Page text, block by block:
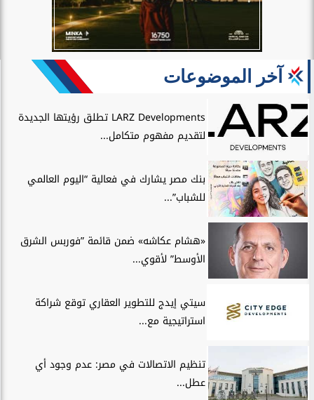
آخر الموضوعات
LARZ Developments تطلق رؤيتها الجديدة
لتقديم مفهوم متكامل...
بنك مصر يشارك في فعالية “اليوم العالمي
للشباب”...
«هشام عكاشه» ضمن قائمة ”فوربس الشرق
الأوسط” لأقوي...
سيتي إيدج للتطوير العقاري توقع شراكة
استراتيجية مع...
تنظيم الاتصالات في مصر: عدم وجود أي
عطل...